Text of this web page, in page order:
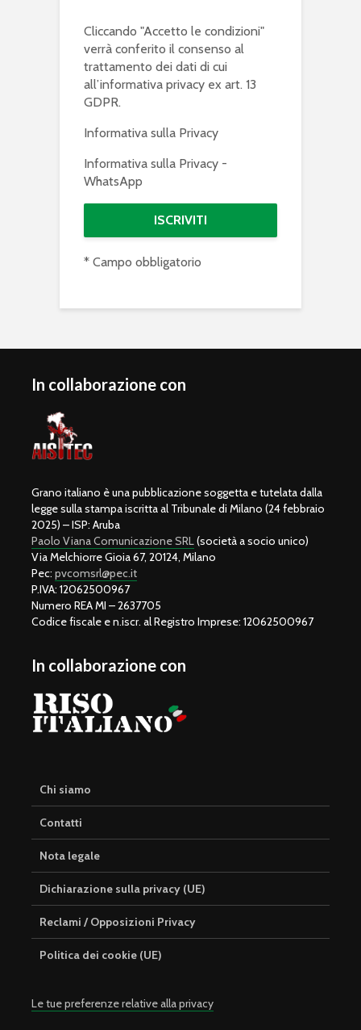
Cliccando "Accetto le condizioni"
verrà conferito il consenso al
trattamento dei dati di cui
all’informativa privacy ex art. 13
GDPR.
Informativa sulla Privacy
Informativa sulla Privacy -
WhatsApp
* Campo obbligatorio
In collaborazione con
Grano italiano è una pubblicazione soggetta e tutelata dalla
legge sulla stampa iscritta al Tribunale di Milano (24 febbraio
2025) – ISP: Aruba
Paolo Viana Comunicazione SRL(società a socio unico)
Via Melchiorre Gioia 67, 20124, Milano
Pec: pvcomsrl@pec.it
P.IVA: 12062500967
Numero REA MI – 2637705
Codice fiscale e n.iscr. al Registro Imprese: 12062500967
In collaborazione con
Chi siamo
Contatti
Nota legale
Dichiarazione sulla privacy (UE)
Reclami / Opposizioni Privacy
Politica dei cookie (UE)
Le tue preferenze relative alla privacy